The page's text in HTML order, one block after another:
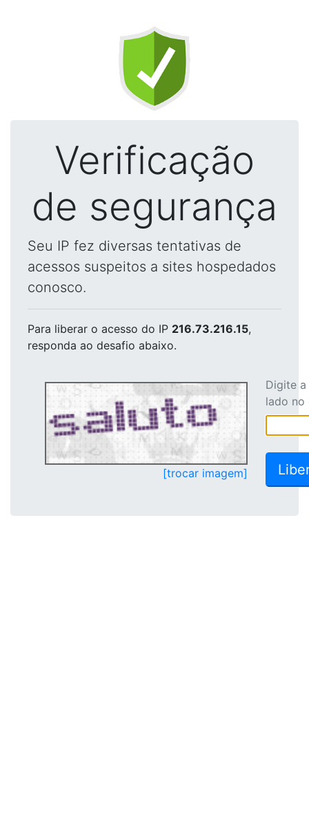
Verificação
de segurança
Seu IP fez diversas tentativas de
acessos suspeitos a sites hospedados
conosco.
Para liberar o acesso do IP 216.73.216.15,
responda ao desafio abaixo.
[trocar imagem]
Digite
lado no